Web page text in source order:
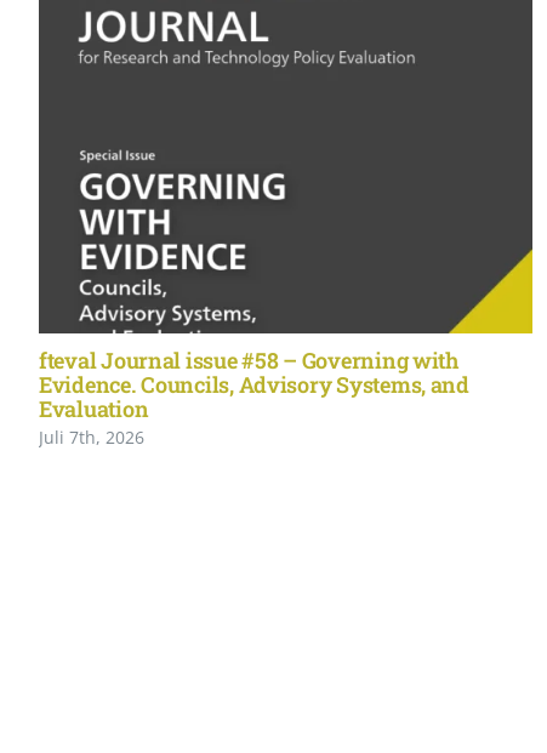
fteval Journal issue #58 – Governing with
Evidence. Councils, Advisory Systems, and
Evaluation
Juli 7th, 2026